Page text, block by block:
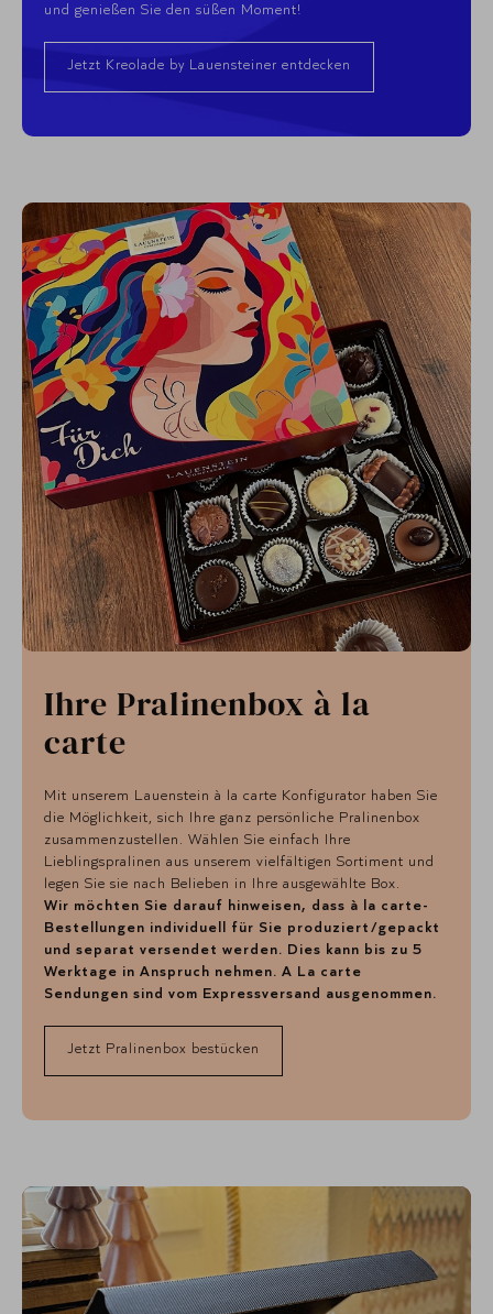
und genießen Sie den süßen Moment!
Jetzt Kreolade by Lauensteiner entdecken
Ihre Pralinenbox à la
carte
Mit unserem Lauenstein à la carte Konfigurator haben Sie
die Möglichkeit, sich Ihre ganz persönliche Pralinenbox
zusammenzustellen. Wählen Sie einfach Ihre
Lieblingspralinen aus unserem vielfältigen Sortiment und
legen Sie sie nach Belieben in Ihre ausgewählte Box.
Wir möchten Sie darauf hinweisen, dass à la carte-
Bestellungen individuell für Sie produziert/gepackt
und separat versendet werden. Dies kann bis zu 5
Werktage in Anspruch nehmen. A La carte
Sendungen sind vom Expressversand ausgenommen.
Jetzt Pralinenbox bestücken